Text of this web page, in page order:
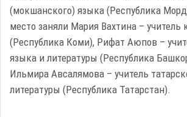
(мокшанского) языка (Республика
место заняли Мария Вахтина – учитель
(Республика Коми), Рифат Аюпов –
языка и литературы (Республика
Ильмира Авсалямова – учитель
литературы (Республика Татарстан).